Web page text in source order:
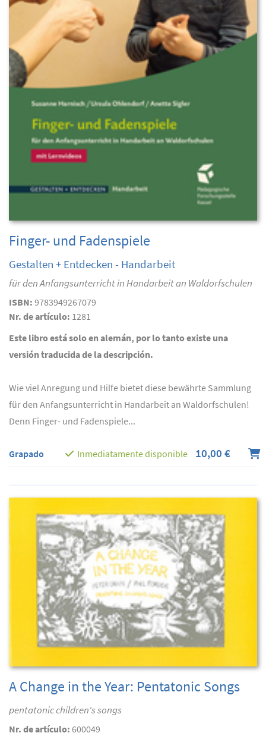
Finger- und Fadenspiele
Gestalten + Entdecken - Handarbeit
für den Anfangsunterricht in Handarbeit an Waldorfschulen
ISBN: 9783949267079
Nr. de artículo: 1281
Este libro está solo en alemán, por lo tanto existe una
versión traducida de la descripción.
Wie viel Anregung und Hilfe bietet diese bewährte Sammlung
für den Anfangsunterricht in Handarbeit an Waldorfschulen!
Denn Finger- und Fadenspiele...
Grapado Inmediatamente disponible 10,00 €
A Change in the Year: Pentatonic Songs
pentatonic children's songs
Nr. de artículo: 600049